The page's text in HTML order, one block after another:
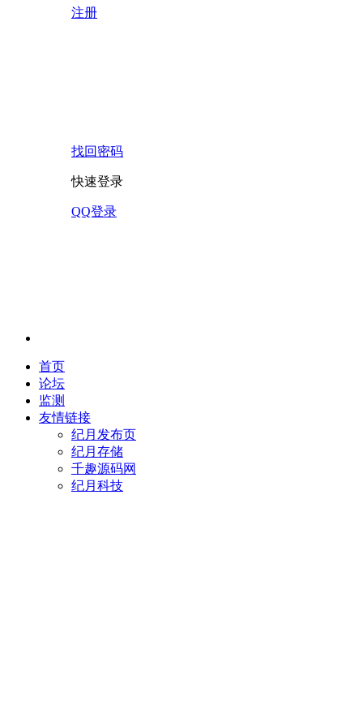
注册
找回密码
快速登录
QQ登录
首页
论坛
监测
友情链接
纪月发布页
纪月存储
千趣源码网
纪月科技